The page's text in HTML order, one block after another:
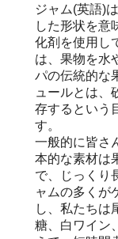
ジャム(英語)
した形状を意
化剤を使用し
は、果物を水
パの伝統的な
ュールとは、
存するという
す。
一般的に皆さ
本的な素材は
で、じっくり
ャムの多くが
し、私たちは
糖、白ワイン